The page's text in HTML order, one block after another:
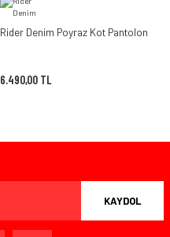
Rider Denim Poyraz Kot Pantolon
6.490,00 TL
KAYDOL